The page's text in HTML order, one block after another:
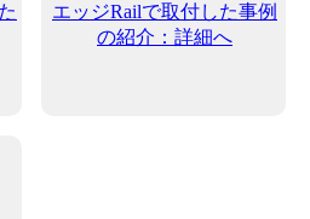
エッジRailで取付した事例
の紹介：詳細へ